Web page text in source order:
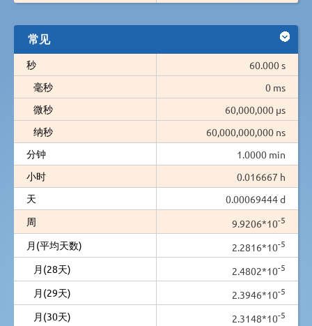
常见
秒
60.000 s
毫秒
0 ms
微秒
60,000,000 µs
纳秒
60,000,000,000 ns
分钟
1.0000 min
小时
0.016667 h
天
0.00069444 d
周
9.9206*10-5
月(平均天数) 2.2816*10-5
月(28天) 2.4802*10-5
月(29天) 2.3946*10-5
月(30天) 2.3148*10-5